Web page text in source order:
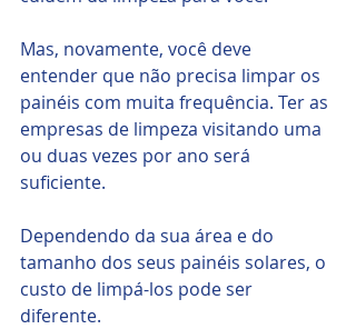
Mas, novamente, você deve
entender que não precisa limpar os
painéis com muita frequência. Ter as
empresas de limpeza visitando uma
ou duas vezes por ano será
suficiente.
Dependendo da sua área e do
tamanho dos seus painéis solares, o
custo de limpá-los pode ser
diferente.